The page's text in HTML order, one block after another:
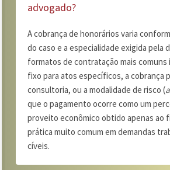
advogado?
A cobrança de honorários varia
do caso e a especialidade exigida pela
formatos de contratação mais comuns
fixo para atos específicos, a cobrança
consultoria, ou a modalidade de risco (
que o pagamento ocorre como um
proveito econômico obtido apenas ao
prática muito comum em demandas
cíveis.